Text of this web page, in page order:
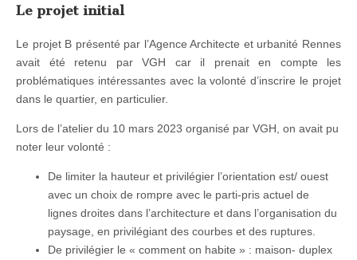
Le projet initial
Le projet B présenté par l’Agence Architecte et urbanité Rennes
avait été retenu par VGH car il prenait en compte les
problématiques intéressantes avec la volonté d’inscrire le projet
dans le quartier, en particulier.
Lors de l’atelier du 10 mars 2023 organisé par VGH, on avait pu
noter leur volonté :
De limiter la hauteur et privilégier l’orientation est/ ouest
avec un choix de rompre avec le parti-pris actuel de
lignes droites dans l’architecture et dans l’organisation du
paysage, en privilégiant des courbes et des ruptures.
De privilégier le « comment on habite » : maison- duplex